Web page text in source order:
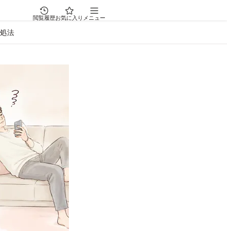
閲覧履歴お気に入り メニュー
法